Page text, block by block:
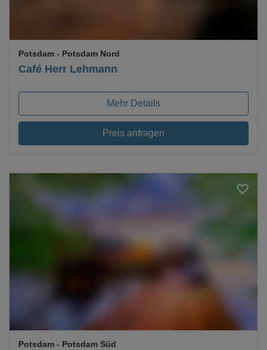
Café Herr Lehmann
Potsdam - Potsdam Nord
Mehr Details
Preis anfragen
Potsdam - Potsdam Süd